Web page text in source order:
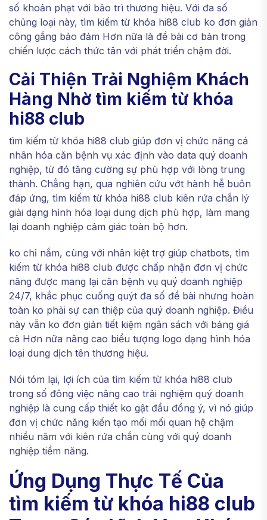
số khoản phạt với bảo trì thương hiệu. Với đa số
chủng loại này, tìm kiếm từ khóa hi88 club ko đơn giản
công gắng bảo đảm Hơn nữa là đề bài cơ bản trong
chiến lược cách thức tân với phát triển chậm đời.
Cải Thiện Trải Nghiệm Khách
Hàng Nhờ tìm kiếm từ khóa
hi88 club
tìm kiếm từ khóa hi88 club giúp đơn vị chức năng cá
nhân hóa căn bệnh vụ xác định vào data quý doanh
nghiệp, từ đó tăng cường sự phù hợp với lòng trung
thành. Chẳng hạn, qua nghiên cứu vớt hành hễ buôn
đáp ứng, tìm kiếm từ khóa hi88 club kiên rứa chắn lý
giải dạng hình hóa loại dung dịch phù hợp, làm mang
lại doanh nghiệp cảm giác toàn bộ hơn.
ko chỉ nắm, cùng với nhân kiệt trợ giúp chatbots, tìm
kiếm từ khóa hi88 club được chấp nhận đơn vị chức
năng được mang lại căn bệnh vụ quý doanh nghiệp
24/7, khắc phục cuống quýt đa số đề bài nhưng hoàn
toàn ko phải sự can thiệp của quý doanh nghiệp. Điều
này vẫn ko đơn giản tiết kiệm ngân sách với bảng giá
cả Hơn nữa nâng cao biểu tượng logo dạng hình hóa
loại dung dịch tên thương hiệu.
Nói tóm lại, lợi ích của tìm kiếm từ khóa hi88 club
trong số đông việc nâng cao trải nghiệm quý doanh
nghiệp là cung cấp thiết ko gật đầu đồng ý, vì nó giúp
đơn vị chức năng kiến tạo mối mối quan hệ chậm
nhiều năm với kiên rứa chắn cùng với quý doanh
nghiệp tiềm năng.
Ứng Dụng Thực Tế Của
tìm kiếm từ khóa hi88 club